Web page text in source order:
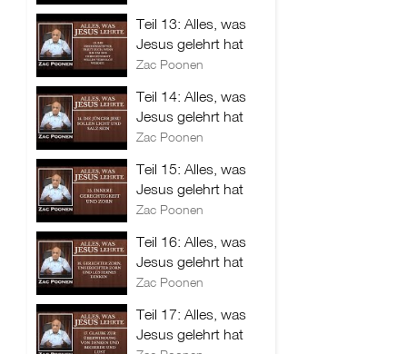
Teil 13: Alles, was
Jesus gelehrt hat
Zac Poonen
Teil 14: Alles, was
Jesus gelehrt hat
Zac Poonen
Teil 15: Alles, was
Jesus gelehrt hat
Zac Poonen
Teil 16: Alles, was
Jesus gelehrt hat
Zac Poonen
Teil 17: Alles, was
Jesus gelehrt hat